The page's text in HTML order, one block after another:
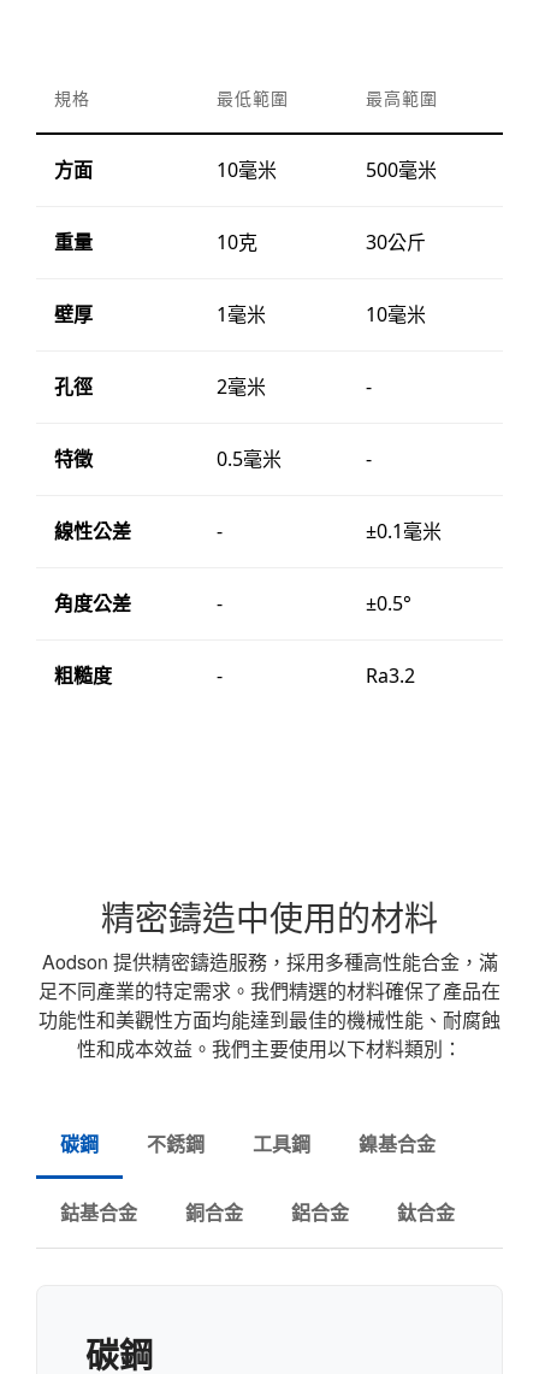
規格 最低範圍 最高範圍
方面 10毫米 500毫米
重量 10克 30公斤
壁厚 1毫米 10毫米
孔徑 2毫米 -
特徵 0.5毫米 -
線性公差 - ±0.1毫米
角度公差 - ±0.5°
粗糙度 - Ra3.2
精密鑄造中使用的材料
Aodson 提供精密鑄造服務，採用多種高性能合金，滿
足不同產業的特定需求。我們精選的材料確保了產品在
功能性和美觀性方面均能達到最佳的機械性能、耐腐蝕
性和成本效益。我們主要使用以下材料類別：
碳鋼 不銹鋼 工具鋼 鎳基合金
鈷基合金 銅合金 鋁合金 鈦合金
碳鋼